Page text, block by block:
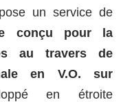
un service de
conçu pour la
au travers de
en V.O. sur
en étroite